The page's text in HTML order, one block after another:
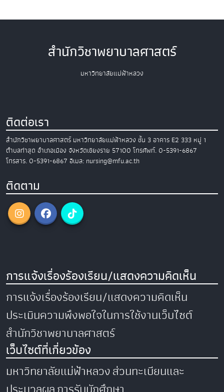
สำนักวิชาพยาบาลศาสตร์
มหาวิทยาลัยแม่ฟ้าหลวง
ติดต่อเรา
สำนักวิชาพยาบาลศาสตร์ มหาวิทยาลัยแม่ฟ้าหลวง ชั้น 3 อาคาร E2 333 หมู่ 1
ตำบลท่าสุด อำเภอเมือง จังหวัดเชียงราย 57100 โทรศัพท์. 0-5391-6867
โทรสาร. 0-5391-6867 อีเมล: nursing@mfu.ac.th
ติดตาม
การแจ้งเรื่องร้องเรียน/แสดงความคิดเห็น
การแจ้งเรื่องร้องเรียน/แสดงความคิดเห็น
ประเมินความพึงพอใจในการใช้งานเว็บไซต์
สำนักวิชาพยาบาลศาสตร์
เว็บไซต์ที่เกี่ยวข้อง
มหาวิทยาลัยแม่ฟ้าหลวงส่วนทะเบียนและ